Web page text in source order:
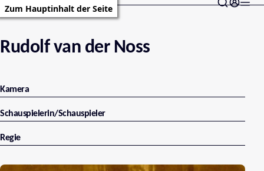
Zum Hauptinhalt der Seite
Rudolf van der Noss
Kamera
Schauspielerin/Schauspieler
Regie